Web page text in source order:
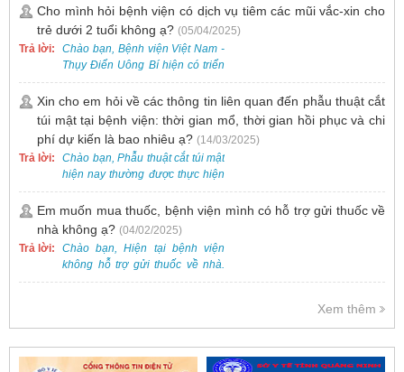
viện Việt Nam - Thụy Điển Uông
Bí, chúng tôi cung cấp các dịch
vụ thăm khám và xét nghiệm
chuyên sâu để phát hiện sớm
HPV và tầm soát ung thư cổ tử
Cho mình hỏi bệnh viện có dịch vụ tiêm các mũi vắc-xin cho
trẻ dưới 2 tuổi không ạ? (05/04/2025)
Trả lời:
Chào bạn, Bệnh viện Việt Nam -
Thụy Điển Uông Bí hiện có triển
khai dịch vụ tiêm vắc-xin cho trẻ
dưới 2 tuổi.
Xin cho em hỏi về các thông tin liên quan đến phẫu thuật cắt
túi mật tại bệnh viện: thời gian mổ, thời gian hồi phục và chi
phí dự kiến là bao nhiêu ạ? (14/03/2025)
Trả lời:
Chào bạn, Phẫu thuật cắt túi mật
hiện nay thường được thực hiện
bằng phương pháp nội soi, đây
là một kỹ thuật ít xâm lấn, an toàn
và phổ biến.
Em muốn mua thuốc, bệnh viện mình có hỗ trợ gửi thuốc về
nhà không ạ? (04/02/2025)
Trả lời:
Chào bạn, Hiện tại bệnh viện
không hỗ trợ gửi thuốc về nhà.
Việc cấp phát thuốc tại bệnh viện
trực tiếp.
Xem thêm